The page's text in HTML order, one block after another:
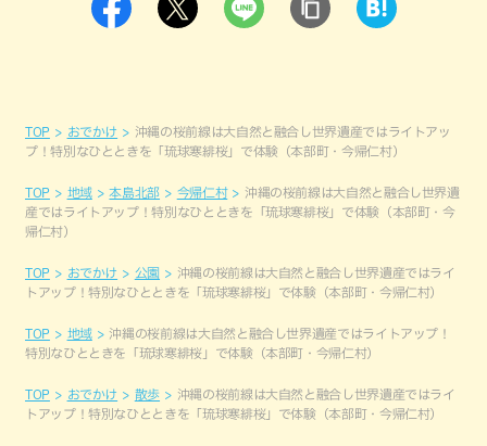
TOP おでかけ
沖縄の桜前線は大自然と融合し世界遺産ではライトアッ
プ！特別なひとときを「琉球寒緋桜」で体験（本部町・今帰仁村）
TOP 地域 本島北部 今帰仁村
沖縄の桜前線は大自然と融合し世界遺
産ではライトアップ！特別なひとときを「琉球寒緋桜」で体験（本部町・今
帰仁村）
TOP おでかけ 公園
沖縄の桜前線は大自然と融合し世界遺産ではライ
トアップ！特別なひとときを「琉球寒緋桜」で体験（本部町・今帰仁村）
TOP 地域
沖縄の桜前線は大自然と融合し世界遺産ではライトアップ！
特別なひとときを「琉球寒緋桜」で体験（本部町・今帰仁村）
TOP おでかけ 散歩
沖縄の桜前線は大自然と融合し世界遺産ではライ
トアップ！特別なひとときを「琉球寒緋桜」で体験（本部町・今帰仁村）